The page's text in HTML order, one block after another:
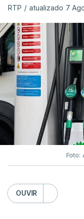
RTP / atualizado 7
Foto:
OUVIR